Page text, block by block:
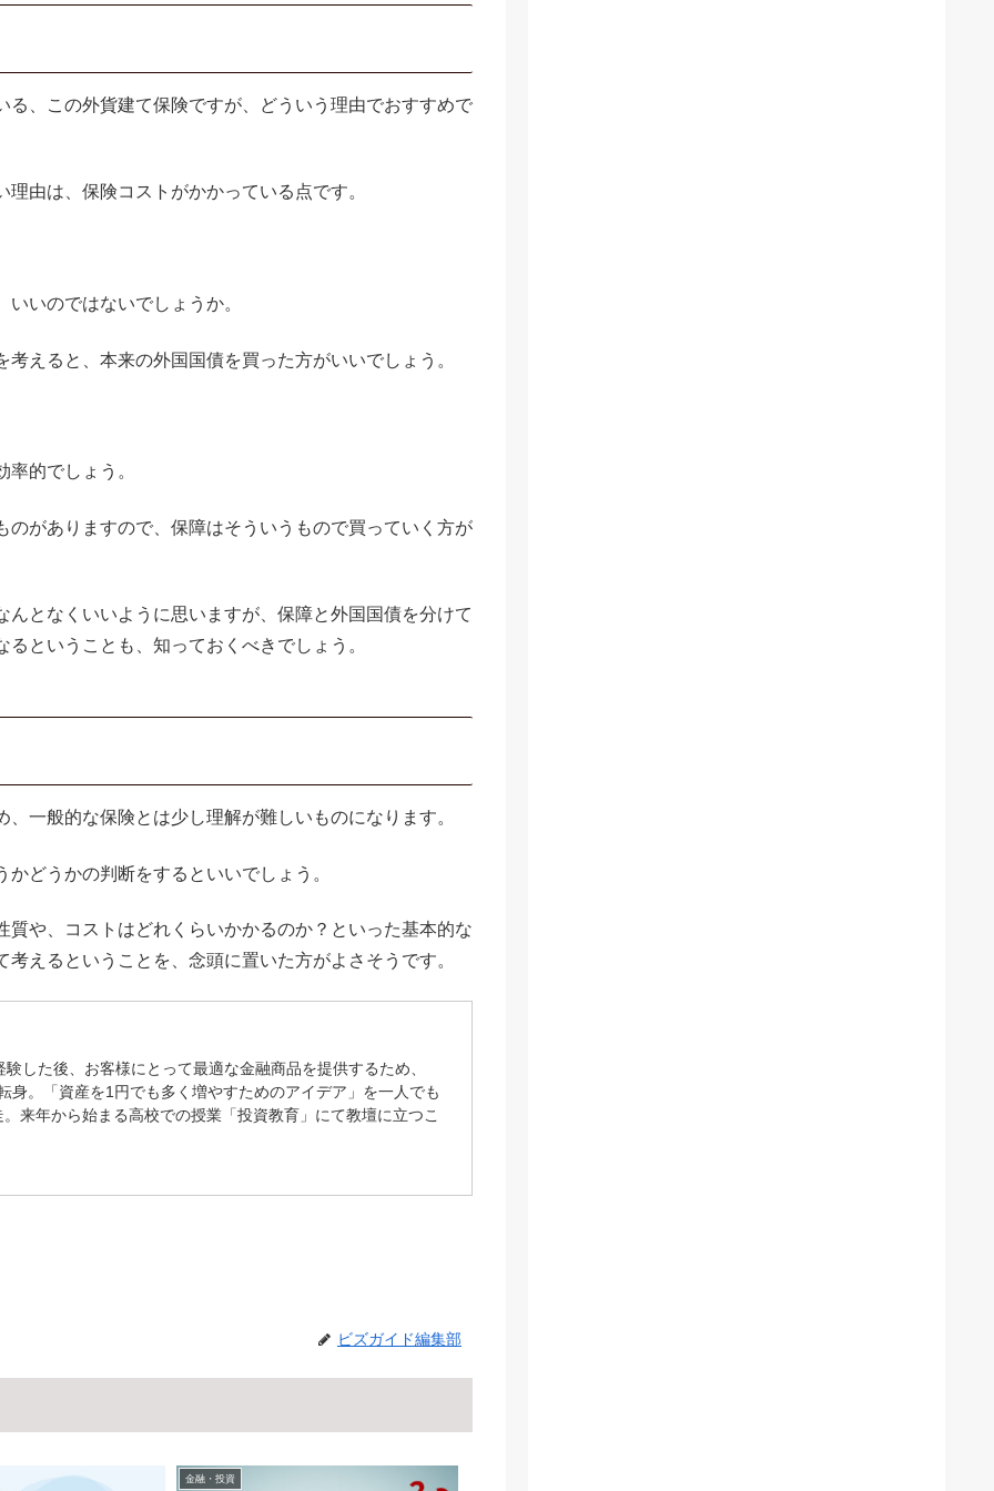
、この外貨建て保険ですが、どういう理由でおすすめで
由は、保険コストがかかっている点です。
いのではないでしょうか。
えると、本来の外国国債を買った方がいいでしょう。
的でしょう。
がありますので、保障はそういうもので買っていく方が
となくいいように思いますが、保障と外国国債を分けて
ということも、知っておくべきでしょう。
一般的な保険とは少し理解が難しいものになります。
どうかの判断をするといいでしょう。
や、コストはどれくらいかかるのか？といった基本的な
えるということを、念頭に置いた方がよさそうです。
した後、お客様にとって最適な金融商品を提供するため、
身。「資産を1円でも多く増やすためのアイデア」を一人でも
来年から始まる高校での授業「投資教育」にて教壇に立つこ
ビズガイド編集部
金融・投資